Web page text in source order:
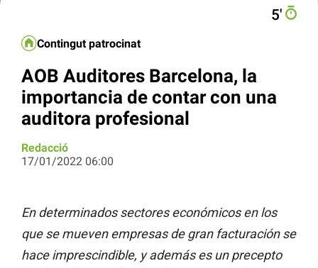
5′
Contingut patrocinat
AOB Auditores Barcelona, la
importancia de contar con una
auditora profesional
Redacció
17/01/2022 06:00
En determinados sectores económicos en los
que se mueven empresas de gran facturación se
hace imprescindible, y además es un precepto